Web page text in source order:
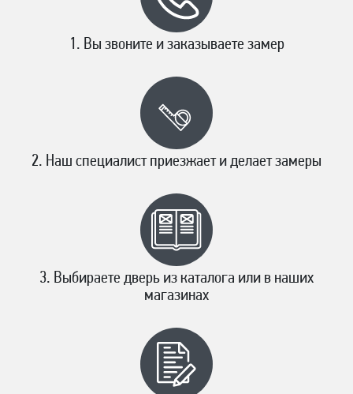
Вы звоните и заказываете замер
Наш специалист приезжает и делает замеры
Выбираете дверь из каталога или в наших
магазинах